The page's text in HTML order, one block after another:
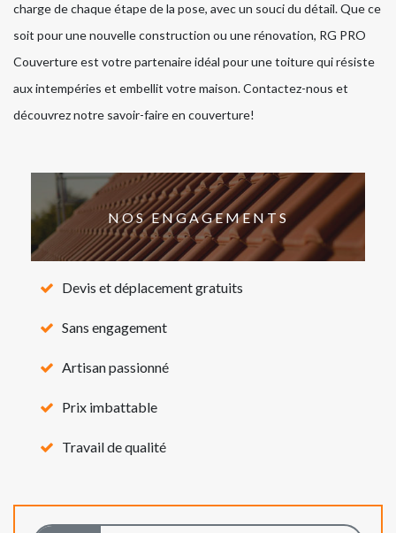
charge de chaque étape de la pose, avec un souci du détail. Que ce
soit pour une nouvelle construction ou une rénovation, RG PRO
Couverture est votre partenaire idéal pour une toiture qui résiste
aux intempéries et embellit votre maison. Contactez-nous et
découvrez notre savoir-faire en couverture!
NOS ENGAGEMENTS
Devis et déplacement gratuits
Sans engagement
Artisan passionné
Prix imbattable
Travail de qualité